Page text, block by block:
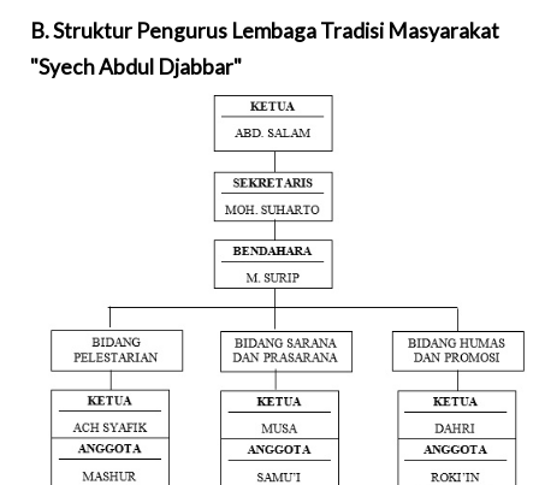
B. Struktur Pengurus Lembaga Tradisi Masyarakat
"Syech Abdul Djabbar"